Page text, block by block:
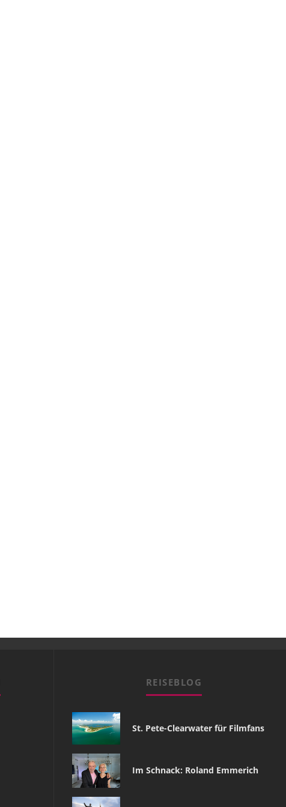
REISEBLOG
St. Pete-Clearwater für Filmfans
Im Schnack: Roland Emmerich